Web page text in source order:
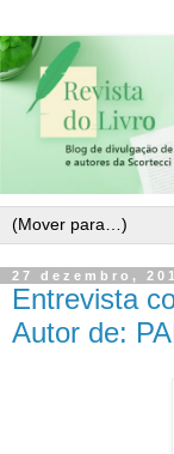
27 dezembro,
Entrevista
Autor de: